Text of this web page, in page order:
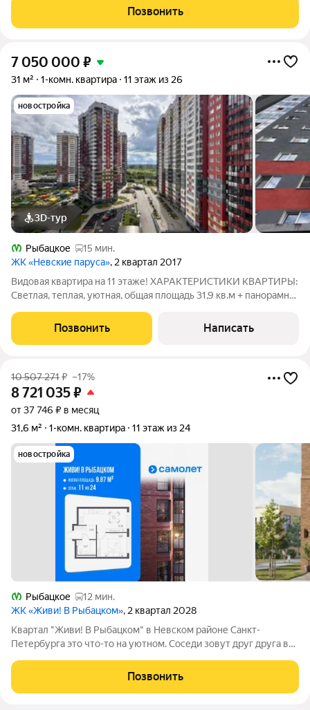
цветущих аллеях во дворе. Но всего 20 минут пешком и вы у
метро "Рыбацкое",
Позвонить
7 050 000 ₽
31 м² 1-комн. квартира 11 этаж из 26
новостройка
3D-тур
Рыбацкое
15 мин.
ЖК «Невские паруса», 2 квартал 2017
Видовая квартира на 11 этаже! ХАРАКТЕРИСТИКИ КВАРТИРЫ:
Светлая, теплая, уютная, общая площадь 31,9 кв.м + панорамная
разделяет зону отдыха и зону кухни. Остаётся всё: техника и
мебель. С/у
Позвонить Написать
10 507 271₽ –17%
8 721 035₽
от 37 746 ₽ в месяц
31,6 м²
1-комн. квартира 11 этаж из 24
новостройка
Рыбацкое
12 мин.
ЖК «Живи! В Рыбацком», 2 квартал 2028
Квартал "Живи! В Рыбацком" в Невском районе Санкт-
Петербурга это что-то на уютном. Соседи зовут друг друга в
цветущих аллеях во дворе. Но всего 20 минут пешком и вы у
метро "Рыбацкое",
Позвонить